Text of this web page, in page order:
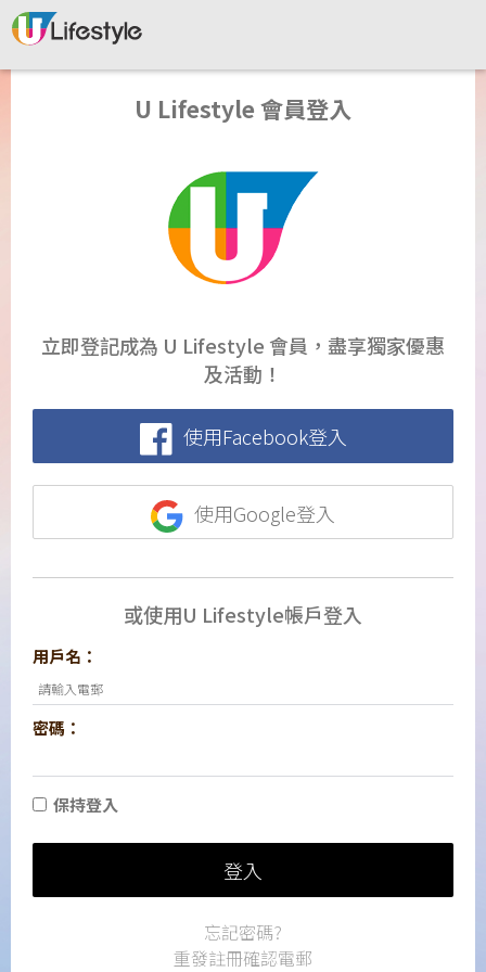
U Lifestyle 會員登入
立即登記成為 U Lifestyle 會員，盡享獨家優惠
及活動！
使用Facebook登入
使用Google登入
或使用U Lifestyle帳戶登入
用戶名：
密碼：
保持登入
登入
忘記密碼?
重發註冊確認電郵